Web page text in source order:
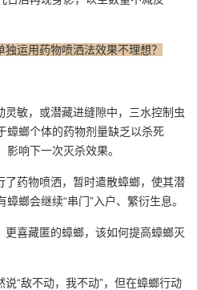
运用药物喷洒法效果不理想？
敏，或潜藏进缝隙中，三水控制虫
蟑螂个体的药物剂量缺乏以杀死
影响下一次灭杀效果。
药物喷洒，暂时遣散蟑螂，使其潜
螂会继续“串门”入户、繁衍生息。
喜藏匿的蟑螂，该如何提高蟑螂灭
“敌不动，我不动”，但在蟑螂行动